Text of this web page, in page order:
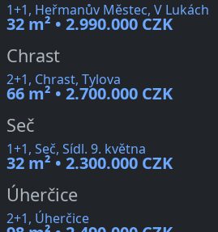
1+1, Heřmanův Městec, V Lukách
32 m² • 2.990.000 CZK
Chrast
2+1, Chrast, Tylova
66 m² • 2.700.000 CZK
Seč
1+1, Seč, Sídl. 9. května
32 m² • 2.300.000 CZK
Úherčice
2+1, Úherčice